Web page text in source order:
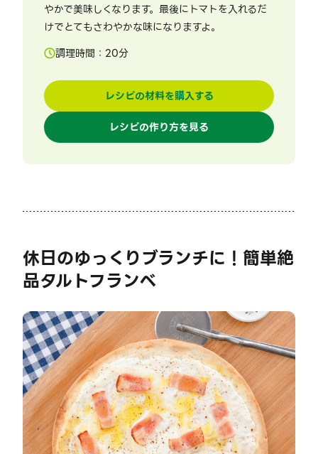
やかで美味しくなります。最後にトマトを入れるだ
けでとてもさわやかな味になりますよ。
調理時間： 20分
レシピの材料を購入する
レシピの作り方を見る
休日のゆっくりブランチに！簡単絶
品タルトフランベ